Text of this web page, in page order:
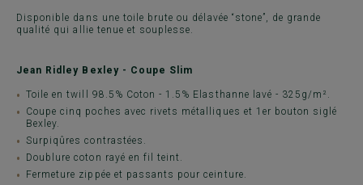
Disponible dans une toile brute ou délavée “stone”, de grande
qualité qui allie tenue et souplesse.
Jean Ridley Bexley - Coupe Slim
Toile en twill 98.5% Coton - 1.5% Elasthanne lavé - 325g/m².
Coupe cinq poches avec rivets métalliques et 1er bouton siglé
Bexley.
Surpiqûres contrastées.
Doublure coton rayé en fil teint.
Fermeture zippée et passants pour ceinture.